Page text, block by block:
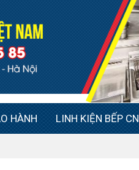
HÀNH LINH KIỆN BẾP CN